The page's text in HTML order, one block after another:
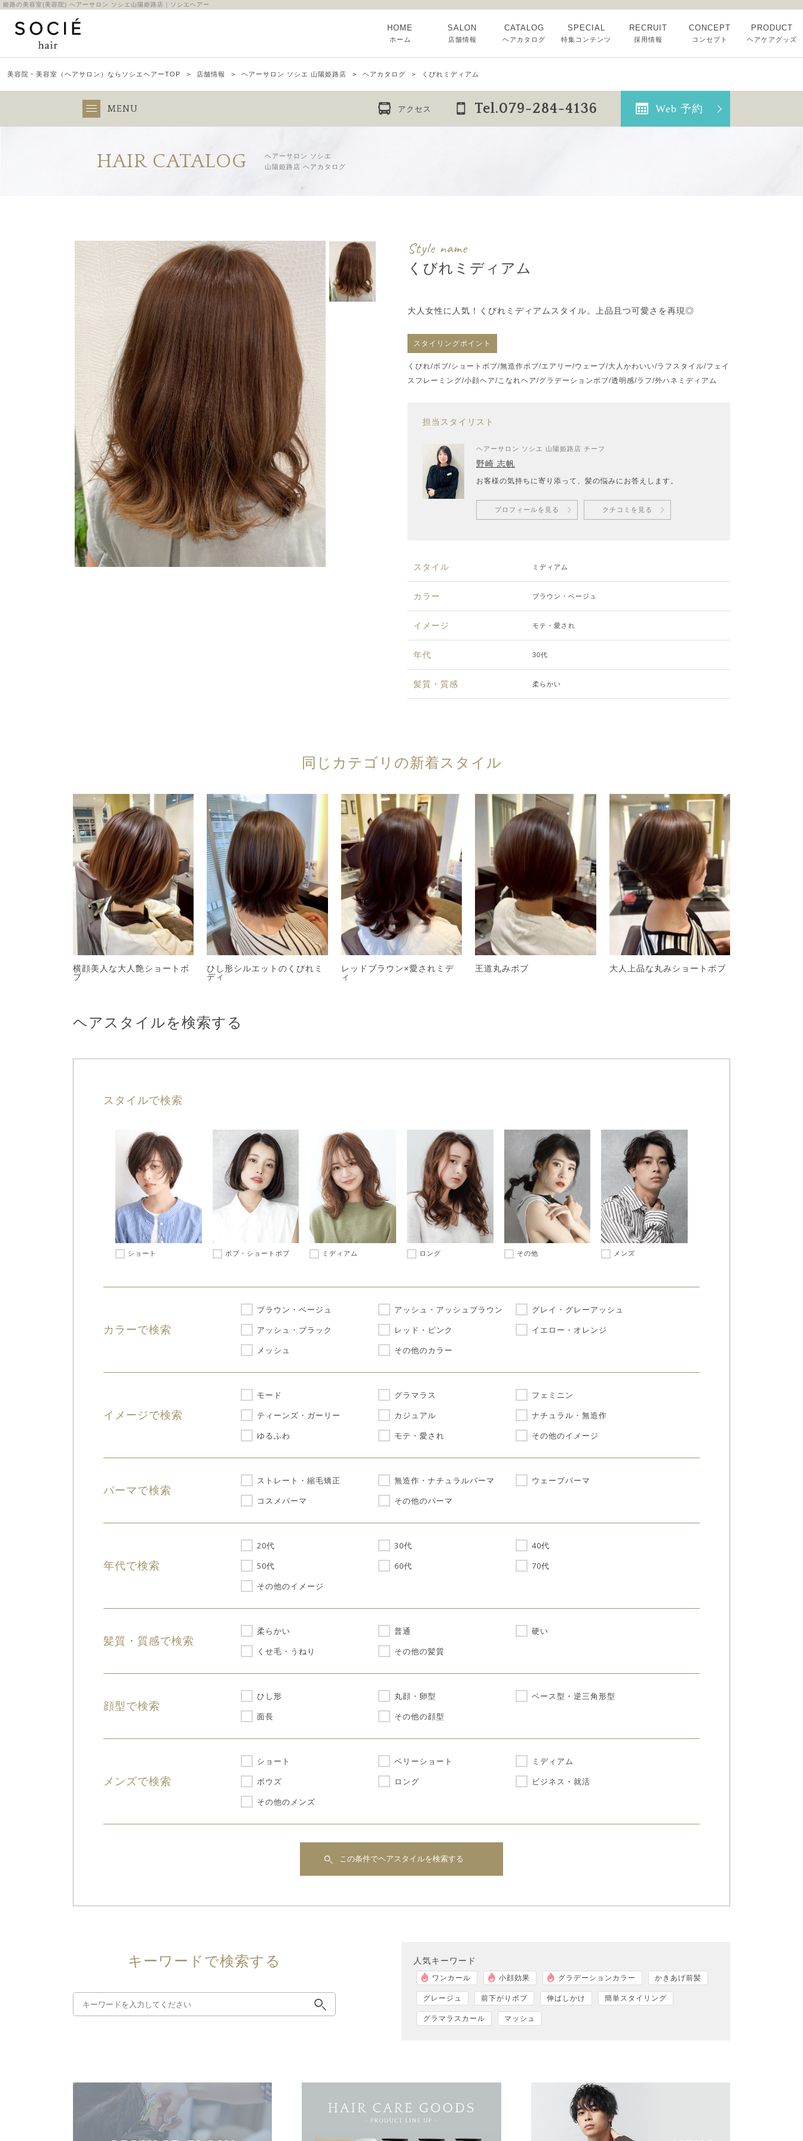
姫路の美容室(美容院) ヘアーサロン ソシエ山陽姫路店｜ソシエヘアー
HOME
ホーム
SALON
店舗情報
CATALOG
ヘアカタログ
SPECIAL
特集コンテンツ
RECRUIT
採用情報
CONCEPT
コンセプト
PRODUCT
ヘアケアグッズ
美容院・美容室（ヘアサロン）ならソシエヘアーTOP 店舗情報 ヘアーサロン ソシエ 山陽姫路店 ヘアカタログ くびれミディアム
MENU アクセス Tel.079-284-4136 Web 予約
HAIR CATALOG
ヘアーサロン ソシエ
山陽姫路店 ヘアカタログ
Style name
くびれミディアム
大人女性に人気！くびれミディアムスタイル。上品且つ可愛さを再現◎
スタイリングポイント
くびれ/ボブ/ショートボブ/無造作ボブ/エアリー/ウェーブ/大人かわいい/ラフスタイル/フェイ
スフレーミング/小顔ヘア/こなれヘア/グラデーションボブ/透明感/ラフ/外ハネミディアム
担当スタイリスト
ヘアーサロン ソシエ 山陽姫路店 チーフ
野崎 志帆
お客様の気持ちに寄り添って、髪の悩みにお答えします。
プロフィールを見る クチコミを見る
スタイル ミディアム
カラー ブラウン・ベージュ
イメージ モテ・愛され
年代 30代
髪質・質感 柔らかい
同じカテゴリの新着スタイル
横顔美人な大人艶ショートボ
ブ
ひし形シルエットのくびれミ
ディ
レッドブラウン×愛されミデ
ィ
王道丸みボブ 大人上品な丸みショートボブ
ヘアスタイルを検索する
スタイルで検索
ショート ボブ・ショートボブ ミディアム ロング その他 メンズ
カラーで検索
ブラウン・ベージュ アッシュ・アッシュブラウン
グレイ・グレーアッシュ
アッシュ・ブラック
レッド・ピンク
イエロー・オレンジ
メッシュ
その他のカラー
イメージで検索
モード グラマラス
フェミニン
ティーンズ・ガーリー
カジュアル
ナチュラル・無造作
ゆるふわ
モテ・愛され その他のイメージ
パーマで検索
ストレート・縮毛矯正 無造作・ナチュラルパーマ
ウェーブパーマ
コスメパーマ
その他のパーマ
年代で検索
20代 30代
40代
50代
60代
70代
その他のイメージ
髪質・質感で検索
柔らかい 普通
硬い
くせ毛・うねり
その他の髪質
顔型で検索
ひし形 丸顔・卵型
ベース型・逆三角形型
面長
その他の顔型
メンズで検索
ショート ベリーショート
ミディアム
ボウズ
ロング
ビジネス・就活
その他のメンズ
この条件でヘアスタイルを検索する
キーワードで検索する 人気キーワード
ワンカール 小顔効果 グラデーションカラー かきあげ前髪
グレージュ 前下がりボブ 伸ばしかけ 簡単スタイリング
グラマラスカール マッシュ